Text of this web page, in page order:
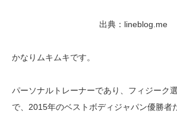
出典：lineblog.me
かなりムキムキです。
パーソナルトレーナーであり、フィジーク
で、2015年のベストボディジャパン優勝者